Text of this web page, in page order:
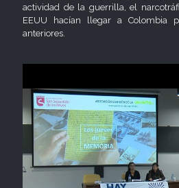
actividad de la guerrilla, el
EEUU hacían llegar a Colombia
anteriores.